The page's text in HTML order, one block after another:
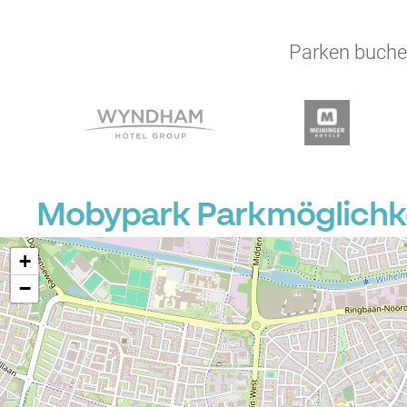
Parken
Mobypark
+
−